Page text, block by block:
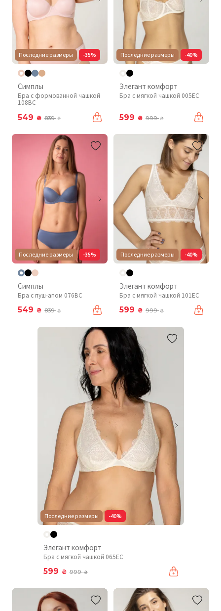
Последние размеры -35%
Симплы
Бра с формованной чашкой
108BC
549 ₴ 839₴
Последние размеры -40%
Элегант комфорт
Бра с мягкой чашкой 005EC
599 ₴ 999₴
Последние размеры -35%
Симплы
Бра с пуш-апом 076BC
549 ₴ 839₴
Последние размеры -40%
Элегант комфорт
Бра с мягкой чашкой 101EC
599 ₴ 999₴
Последние размеры -40%
Элегант комфорт
Бра с мягкой чашкой 065EC
599 ₴ 999₴